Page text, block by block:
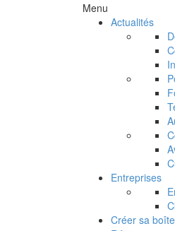
Menu
Actualités
Entreprises
Créer sa boîte